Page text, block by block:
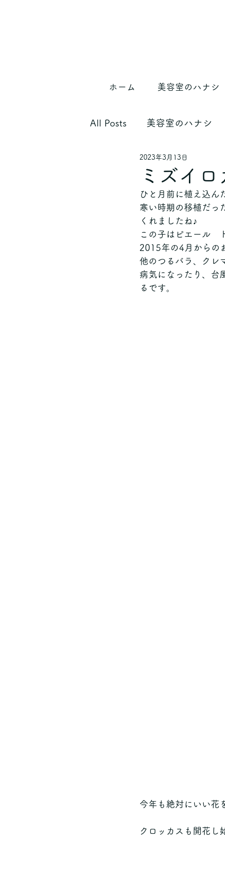
ホーム 美容室のハナシ
All Posts 美容室のハナシ
ミズイ
2023年3月13日
ひと月前に植え込ん
寒い時期の移植だっ
くれましたね♪
この子はピエール　
2015年の4月からの
他のつるバラ、クレ
病気になったり、台
るです。
今年も絶対にいい花
クロッカスも開花し